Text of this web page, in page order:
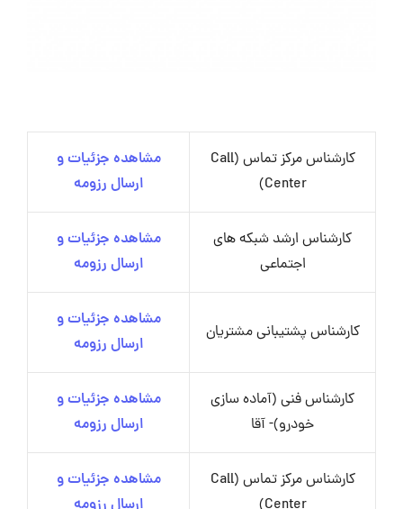
کارشناس مرکز تماس (Call
Center)
مشاهده جزئیات و
ارسال رزومه
کارشناس ارشد شبکه های
اجتماعی
مشاهده جزئیات و
ارسال رزومه
کارشناس پشتیبانی مشتریان
مشاهده جزئیات و
ارسال رزومه
کارشناس فنی (آماده سازی
خودرو)- آقا
مشاهده جزئیات و
ارسال رزومه
کارشناس مرکز تماس (Call
مشاهده جزئیات و